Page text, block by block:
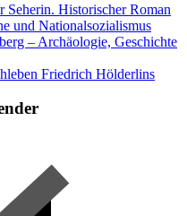
Historischer Roman
und Nationalsozialismus
– Archäologie, Geschichte
Friedrich Hölderlins